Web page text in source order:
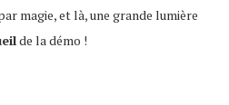
magie, et là, une grande lumière
de la démo !